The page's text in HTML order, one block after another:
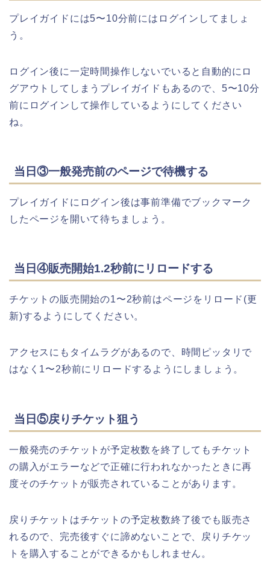
プレイガイドには5〜10分前にはログインしてましょ
う。
ログイン後に一定時間操作しないでいると自動的にロ
グアウトしてしまうプレイガイドもあるので、5〜10分
前にログインして操作しているようにしてください
ね。
当日③一般発売前のページで待機する
プレイガイドにログイン後は事前準備でブックマーク
したページを開いて待ちましょう。
当日④販売開始1.2秒前にリロードする
チケットの販売開始の1〜2秒前はページをリロード(更
新)するようにしてください。
アクセスにもタイムラグがあるので、時間ピッタリで
はなく1〜2秒前にリロードするようにしましょう。
当日⑤戻りチケット狙う
一般発売のチケットが予定枚数を終了してもチケット
の購入がエラーなどで正確に行われなかったときに再
度そのチケットが販売されていることがあります。
戻りチケットはチケットの予定枚数終了後でも販売さ
れるので、完売後すぐに諦めないことで、戻りチケッ
トを購入することができるかもしれません。